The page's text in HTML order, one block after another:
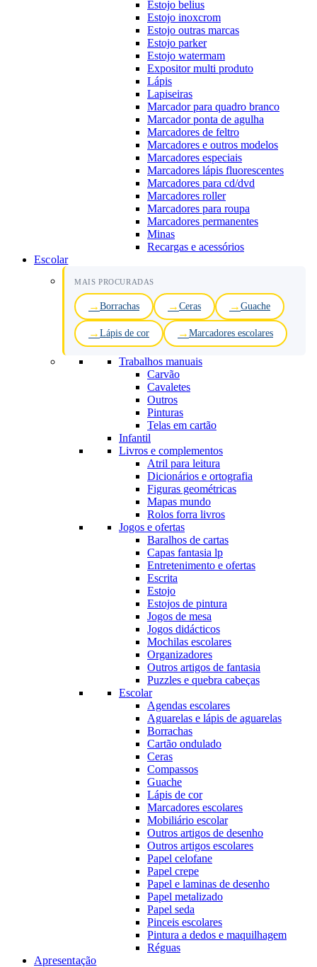
Estojo belius
Estojo inoxcrom
Estojo outras marcas
Estojo parker
Estojo watermam
Expositor multi produto
Lápis
Lapiseiras
Marcador para quadro branco
Marcador ponta de agulha
Marcadores de feltro
Marcadores e outros modelos
Marcadores especiais
Marcadores lápis fluorescentes
Marcadores para cd/dvd
Marcadores roller
Marcadores para roupa
Marcadores permanentes
Minas
Recargas e acessórios
Escolar
MAIS PROCURADAS
Borrachas Ceras Guache
Lápis de cor Marcadores escolares
Trabalhos manuais
Carvão
Cavaletes
Outros
Pinturas
Telas em cartão
Infantil
Livros e complementos
Atril para leitura
Dicionários e ortografia
Figuras geométricas
Mapas mundo
Rolos forra livros
Jogos e ofertas
Baralhos de cartas
Capas fantasia lp
Entretenimento e ofertas
Escrita
Estojo
Estojos de pintura
Jogos de mesa
Jogos didácticos
Mochilas escolares
Organizadores
Outros artigos de fantasia
Puzzles e quebra cabeças
Escolar
Agendas escolares
Aguarelas e lápis de aguarelas
Borrachas
Cartão ondulado
Ceras
Compassos
Guache
Lápis de cor
Marcadores escolares
Mobiliário escolar
Outros artigos de desenho
Outros artigos escolares
Papel celofane
Papel crepe
Papel e laminas de desenho
Papel metalizado
Papel seda
Pinceis escolares
Pintura a dedos e maquilhagem
Réguas
Apresentação